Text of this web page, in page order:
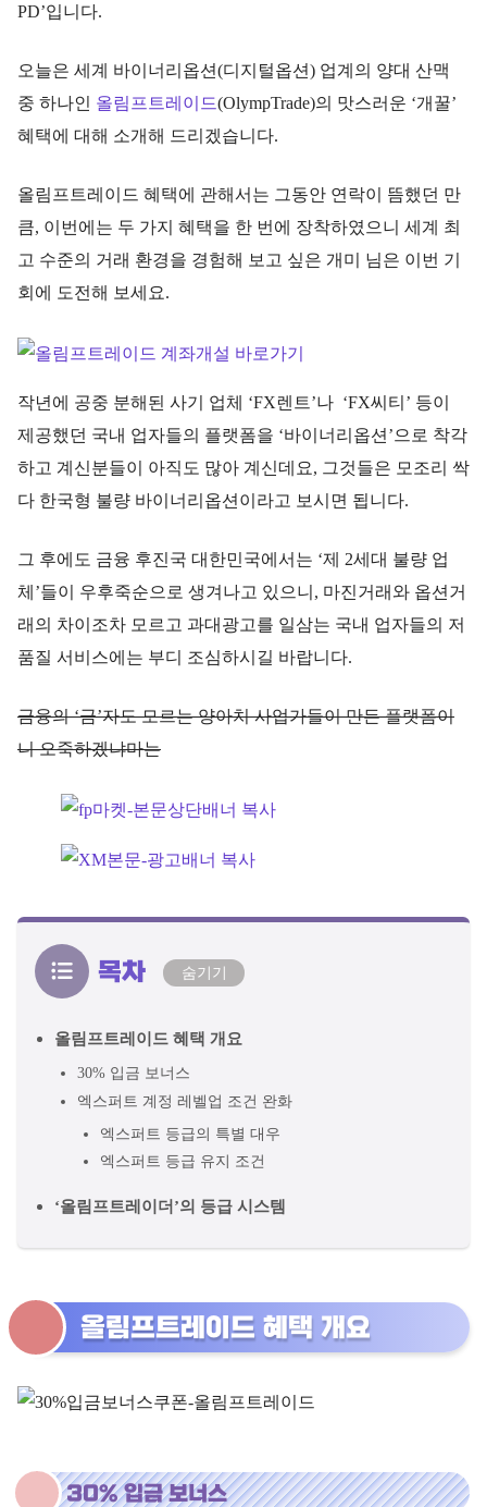
PD’입니다.
오늘은 세계 바이너리옵션(디지털옵션) 업계의 양대 산맥
중 하나인 올림프트레이드(OlympTrade)의 맛스러운 ‘개꿀’
혜택에 대해 소개해 드리겠습니다.
올림프트레이드 혜택에 관해서는 그동안 연락이 뜸했던 만
큼, 이번에는 두 가지 혜택을 한 번에 장착하였으니 세계 최
고 수준의 거래 환경을 경험해 보고 싶은 개미 님은 이번 기
회에 도전해 보세요.
작년에 공중 분해된 사기 업체 ‘FX렌트’나 ‘FX씨티’ 등이
제공했던 국내 업자들의 플랫폼을 ‘바이너리옵션’으로 착각
하고 계신분들이 아직도 많아 계신데요, 그것들은 모조리 싹
다 한국형 불량 바이너리옵션이라고 보시면 됩니다.
그 후에도 금융 후진국 대한민국에서는 ‘제 2세대 불량 업
체’들이 우후죽순으로 생겨나고 있으니, 마진거래와 옵션거
래의 차이조차 모르고 과대광고를 일삼는 국내 업자들의 저
품질 서비스에는 부디 조심하시길 바랍니다.
금융의 ‘금’자도 모르는 양아치 사업가들이 만든 플랫폼이
니 오죽하겠냐마는
목차 숨기기
올림프트레이드 혜택 개요
30% 입금 보너스
엑스퍼트 계정 레벨업 조건 완화
엑스퍼트 등급의 특별 대우
엑스퍼트 등급 유지 조건
‘올림프트레이더’의 등급 시스템
올림프트레이드 혜택 개요
30% 입금 보너스